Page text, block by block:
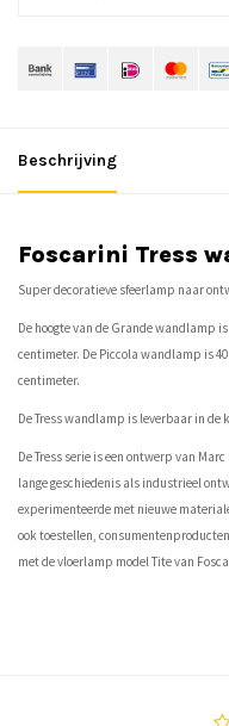
Beschrijving
Foscarini Tress
Super decoratieve sfeerlamp naar
De hoogte van de Grande wandlamp
centimeter. De Piccola wandlamp is
centimeter.
De Tress wandlamp is leverbaar in de
De Tress serie is een ontwerp van
lange geschiedenis als industrieel
experimenteerde met nieuwe
ook toestellen,
met de vloerlamp model Tite van